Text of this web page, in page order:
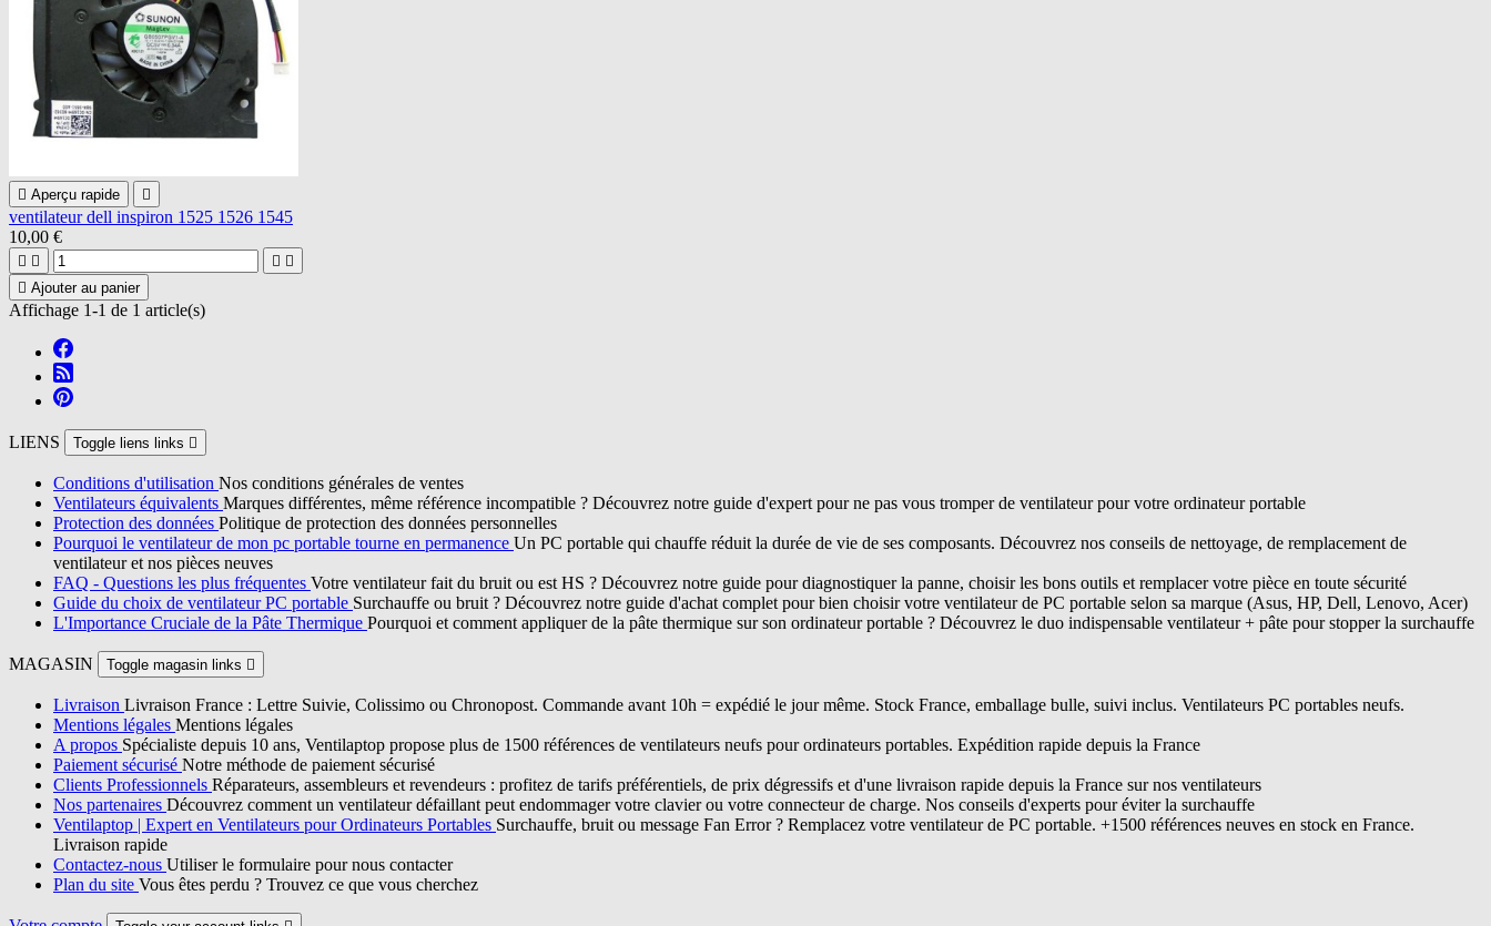
 Aperçu rapide 
ventilateur dell inspiron 1525 1526 1545
10,00 €
   
 Ajouter au panier
Affichage 1-1 de 1 article(s)
LIENS Toggle liens links 
Conditions d'utilisation Nos conditions générales de ventes
Ventilateurs équivalents Marques différentes, même référence incompatible ? Découvrez notre guide d'expert pour ne pas vous tromper de ventilateur pour votre ordinateur portable
Protection des données Politique de protection des données personnelles
Pourquoi le ventilateur de mon pc portable tourne en permanence Un PC portable qui chauffe réduit la durée de vie de ses composants. Découvrez nos conseils de nettoyage, de remplacement de
ventilateur et nos pièces neuves
FAQ - Questions les plus fréquentes Votre ventilateur fait du bruit ou est HS ? Découvrez notre guide pour diagnostiquer la panne, choisir les bons outils et remplacer votre pièce en toute sécurité
Guide du choix de ventilateur PC portable Surchauffe ou bruit ? Découvrez notre guide d'achat complet pour bien choisir votre ventilateur de PC portable selon sa marque (Asus, HP, Dell, Lenovo, Acer)
L'Importance Cruciale de la Pâte Thermique Pourquoi et comment appliquer de la pâte thermique sur son ordinateur portable ? Découvrez le duo indispensable ventilateur + pâte pour stopper la surchauffe
MAGASIN Toggle magasin links 
Livraison Livraison France : Lettre Suivie, Colissimo ou Chronopost. Commande avant 10h = expédié le jour même. Stock France, emballage bulle, suivi inclus. Ventilateurs PC portables neufs.
Mentions légales Mentions légales
A propos Spécialiste depuis 10 ans, Ventilaptop propose plus de 1500 références de ventilateurs neufs pour ordinateurs portables. Expédition rapide depuis la France
Paiement sécurisé Notre méthode de paiement sécurisé
Clients Professionnels Réparateurs, assembleurs et revendeurs : profitez de tarifs préférentiels, de prix dégressifs et d'une livraison rapide depuis la France sur nos ventilateurs
Nos partenaires Découvrez comment un ventilateur défaillant peut endommager votre clavier ou votre connecteur de charge. Nos conseils d'experts pour éviter la surchauffe
Ventilaptop | Expert en Ventilateurs pour Ordinateurs Portables Surchauffe, bruit ou message Fan Error ? Remplacez votre ventilateur de PC portable. +1500 références neuves en stock en France.
Livraison rapide
Contactez-nous Utiliser le formulaire pour nous contacter
Plan du site Vous êtes perdu ? Trouvez ce que vous cherchez